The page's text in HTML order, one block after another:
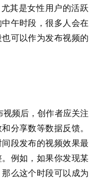
其是女性用户的活跃
午时段，很多人会在
可以作为发布视频的
视频后，创作者应关注
分享数等数据反馈。
段发布的视频效果最
例如，如果你发现某
么这个时段可以成为